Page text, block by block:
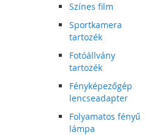
Színes film
Sportkamera
tartozék
Fotóállvány
tartozék
Fényképezőgép
lencseadapter
Folyamatos fényű
lámpa